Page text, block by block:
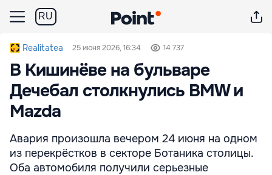
RU
Realitatea 25 июня 2026, 16:34 14 737
В Кишинёве на бульваре
Дечебал столкнулись BMW и
Mazda
Авария произошла вечером 24 июня на одном
из перекрёстков в секторе Ботаника столицы.
Оба автомобиля получили серьезные